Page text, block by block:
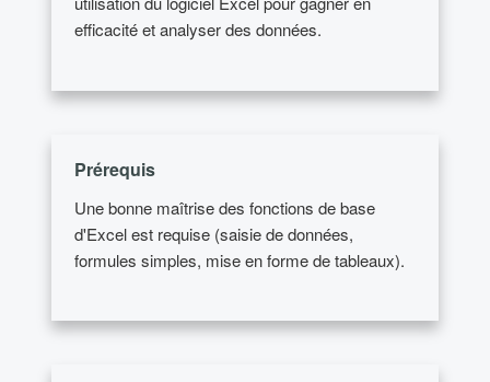
efficacité et analyser des données.
Prérequis
Une bonne maîtrise des fonctions de base
d'Excel est requise (saisie de données,
formules simples, mise en forme de tableaux).